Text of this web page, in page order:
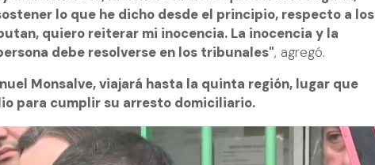
lo que he dicho desde el principio, respecto a los
quiero reiterar mi inocencia. La inocencia y la
debe resolverse en los tribunales", agregó.
Monsalve, viajará hasta la quinta región, lugar que
para cumplir su arresto domiciliario.